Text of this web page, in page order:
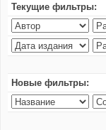
Текущие фильтры:
Новые фильтры: